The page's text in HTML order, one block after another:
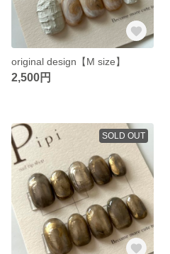
original design【M size】
2,500円
SOLD OUT